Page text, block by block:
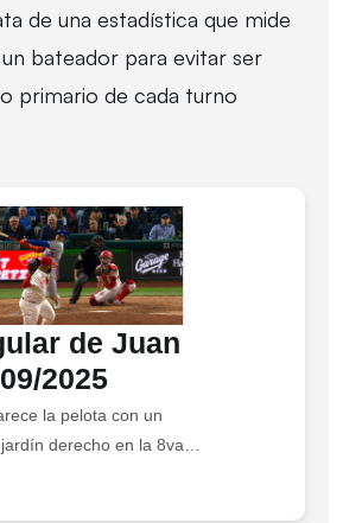
de una estadística que mide
bateador para evitar ser
primario de cada turno
de Juan
2025
la pelota con un
derecho en la 8va